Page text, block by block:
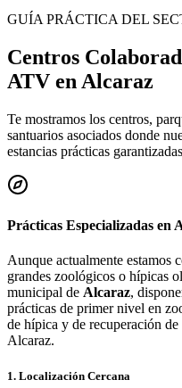
GUÍA PRÁCTICA DEL
Centros
ATV en Alcaraz
Te mostramos los centros,
santuarios asociados donde
estancias prácticas
Prácticas Especializadas en
Aunque actualmente estamos
grandes zoológicos o hípicas
municipal de Alcaraz,
prácticas de primer nivel en
de hípica y de recuperación
Alcaraz.
1. Localización Cercana